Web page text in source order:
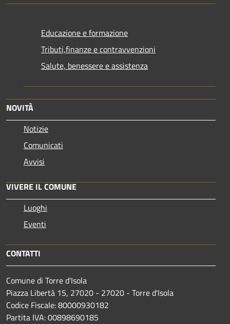
Educazione e formazione
Tributi,finanze e contravvenzioni
Salute, benessere e assistenza
NOVITÀ
Notizie
Comunicati
Avvisi
VIVERE IL COMUNE
Luoghi
Eventi
CONTATTI
Comune di Torre d'Isola
Piazza Libertà 15, 27020 - 27020 - Torre d'Isola
Codice Fiscale: 80000930182
Partita IVA: 00898690185